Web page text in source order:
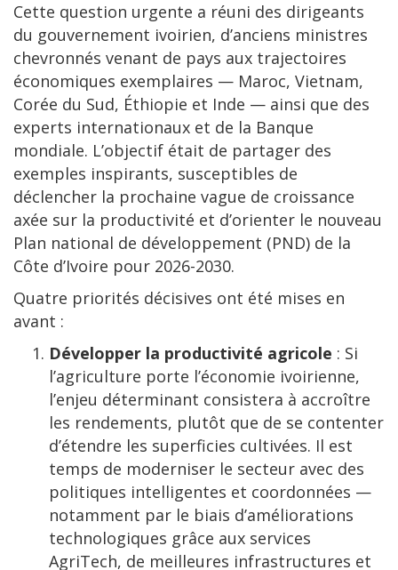
Cette question urgente a réuni des dirigeants
du gouvernement ivoirien, d’anciens ministres
chevronnés venant de pays aux trajectoires
économiques exemplaires — Maroc, Vietnam,
Corée du Sud, Éthiopie et Inde — ainsi que des
experts internationaux et de la Banque
mondiale. L’objectif était de partager des
exemples inspirants, susceptibles de
déclencher la prochaine vague de croissance
axée sur la productivité et d’orienter le nouveau
Plan national de développement (PND) de la
Côte d’Ivoire pour 2026-2030.
Quatre priorités décisives ont été mises en
avant :
Développer la productivité agricole : Si
l’agriculture porte l’économie ivoirienne,
l’enjeu déterminant consistera à accroître
les rendements, plutôt que de se contenter
d’étendre les superficies cultivées. Il est
temps de moderniser le secteur avec des
politiques intelligentes et coordonnées —
notamment par le biais d’améliorations
technologiques grâce aux services
AgriTech, de meilleures infrastructures et